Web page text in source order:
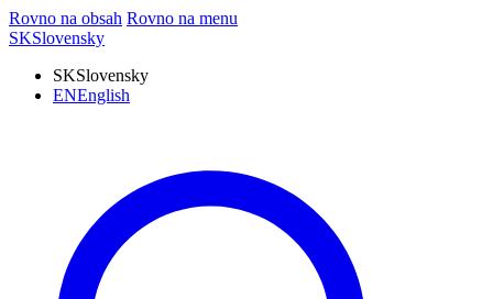
Rovno na obsah Rovno na menu
SKSlovensky
SKSlovensky
ENEnglish